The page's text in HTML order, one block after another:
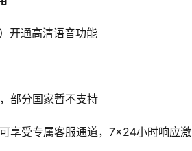
开通高清语音功能
部分国家暂不支持
享受专属客服通道，7×24小时响应